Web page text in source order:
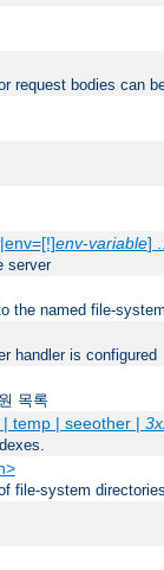
request bodies can
|env=[!]env-variable]
server
the named file-
handler is configured
목록
temp | seeother |
file-system